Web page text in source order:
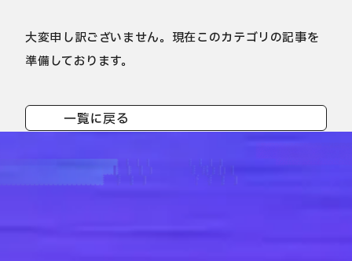
大変申し訳ございません。現在このカテゴリの記事を
準備しております。
一覧に戻る